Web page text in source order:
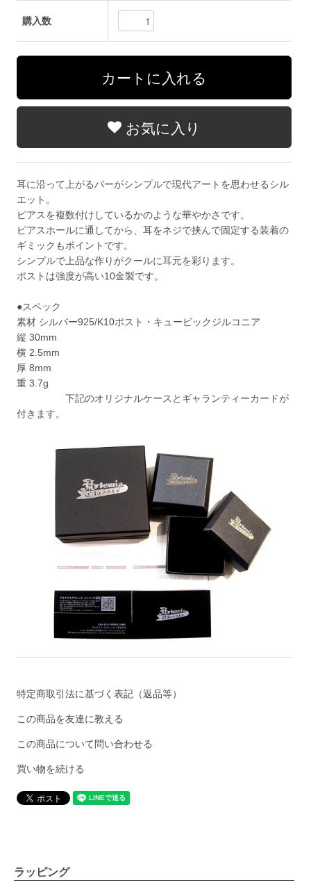
購入数
お気に入り
耳に沿って上がるバーがシンプルで現代アートを思わせるシル
エット。
ピアスを複数付けしているかのような華やかさです。
ピアスホールに通してから、耳をネジで挟んで固定する装着の
ギミックもポイントです。
シンプルで上品な作りがクールに耳元を彩ります。
ポストは強度が高い10金製です。
●スペック
素材 シルバー925/K10ポスト・キュービックジルコニア
縦 30mm
横 2.5mm
厚 8mm
重 3.7g
下記のオリジナルケースとギャランティーカードが
付きます。
特定商取引法に基づく表記（返品等）
この商品を友達に教える
この商品について問い合わせる
買い物を続ける
ラッピング